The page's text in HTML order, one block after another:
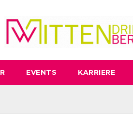
EVENTS KARRIERE